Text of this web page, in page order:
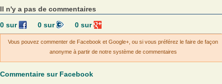
Il n'y a pas de commentaires
0sur 0sur 0 sur
Vous pouvez commenter de Facebook et Google+, ou si vous préférez le faire de façon
anonyme à partir de notre système de commentaires
Commentaire sur Facebook